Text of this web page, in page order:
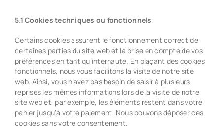
5.1 Cookies techniques ou fonctionnels
Certains cookies assurent le fonctionnement correct de
certaines parties du site web et la prise en compte de vos
préférences en tant qu’internaute. En plaçant des cookies
fonctionnels, nous vous facilitons la visite de notre site
web. Ainsi, vous n’avez pas besoin de saisir à plusieurs
reprises les mêmes informations lors de la visite de notre
site web et, par exemple, les éléments restent dans votre
panier jusqu’à votre paiement. Nous pouvons déposer ces
cookies sans votre consentement.